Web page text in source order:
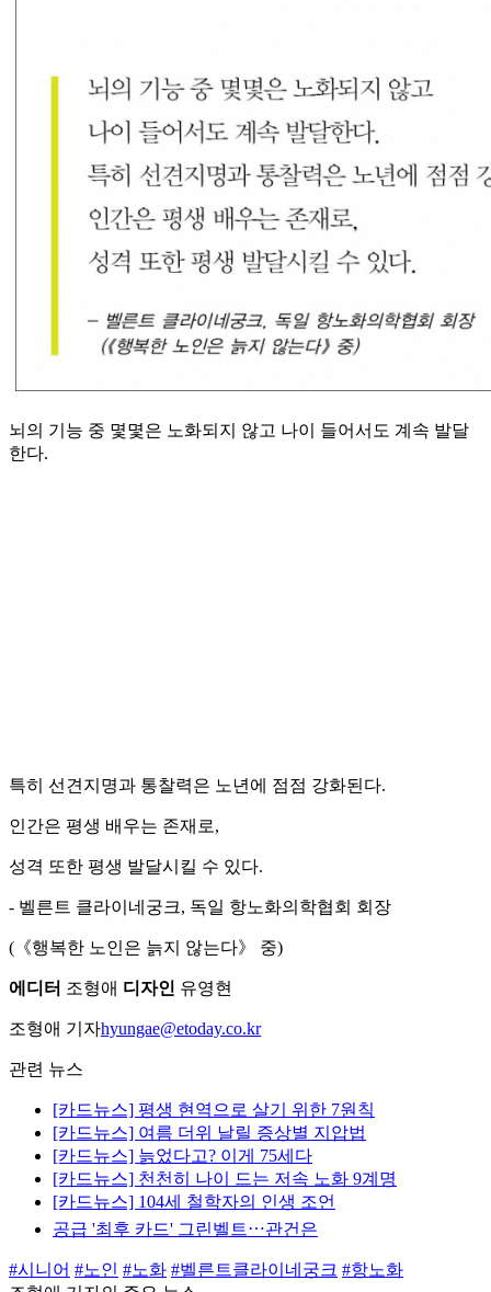
뇌의 기능 중 몇몇은 노화되지 않고 나이 들어서도 계속 발달
한다.
특히 선견지명과 통찰력은 노년에 점점 강화된다.
인간은 평생 배우는 존재로,
성격 또한 평생 발달시킬 수 있다.
- 벨른트 클라이네궁크, 독일 항노화의학협회 회장
(《행복한 노인은 늙지 않는다》 중)
에디터 조형애 디자인 유영현
조형애 기자hyungae@etoday.co.kr
관련 뉴스
[카드뉴스] 평생 현역으로 살기 위한 7원칙
[카드뉴스] 여름 더위 날릴 증상별 지압법
[카드뉴스] 늙었다고? 이게 75세다
[카드뉴스] 천천히 나이 드는 저속 노화 9계명
[카드뉴스] 104세 철학자의 인생 조언
공급 '최후 카드' 그린벨트⋯관건은
#시니어 #노인 #노화 #벨른트클라이네궁크 #항노화